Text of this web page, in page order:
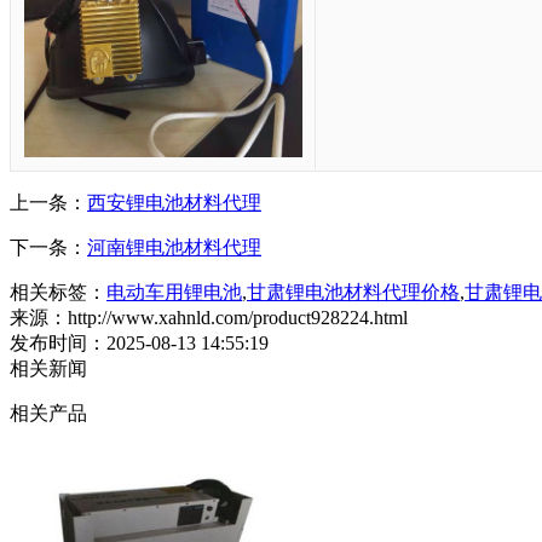
上一条： 西安锂电池材料代理
下一条： 河南锂电池材料代理
相关标签： 电动车用锂电池,甘肃锂电池材料代理价格,甘肃锂
来源：http://www.xahnld.com/product928224.html
发布时间：2025-08-13 14:55:19
相关新闻
相关产品